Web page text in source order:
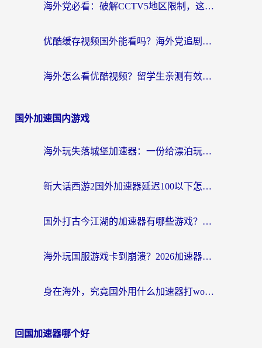
海外党必看：破解CCTV5地区限制，这样看欧洲杯奥运直播才够爽！
优酷缓存视频国外能看吗？海外党追剧看片的终极解决方案来了
海外怎么看优酷视频？留学生亲测有效的回国加速器选择指南
国外加速国内游戏
海外玩失落城堡加速器：一份给漂泊玩家的网络自救指南
新大话西游2国外加速器延迟100以下怎么办？海外党实测有效的低延迟指南
国外打古今江湖的加速器有哪些游戏？一个海外玩家的终极选择指南
海外玩国服游戏卡到崩溃？2026加速器免费推荐+实用指南（亲测有效）
身在海外，究竟国外用什么加速器打wow好？
回国加速器哪个好